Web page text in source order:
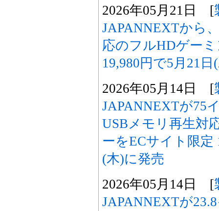
2026年05月21日 [
JAPANNEXTから
応のフルHDゲー
19,980円で5月21
2026年05月14日 [
JAPANNEXTが75
USBメモリ再生対
ーをECサイト限定
(木)に発売
2026年05月14日 [
JAPANNEXTが